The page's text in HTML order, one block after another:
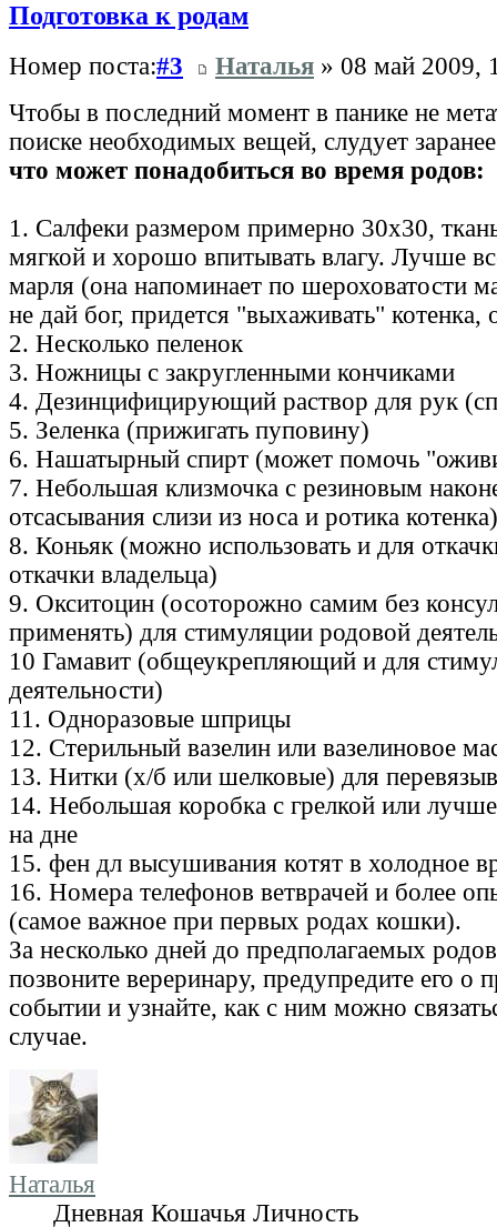
Подготовка к родам
Номер поста:#3 Наталья » 08 май 2009,
Чтобы в последний момент в панике не
поиске необходимых вещей, слудует
что может понадобиться во время родов:
1. Салфеки размером примерно 30х30,
мягкой и хорошо впитывать влагу. Лучше
марля (она напоминает по шероховатости
не дай бог, придется "выхаживать" котенка,
2. Несколько пеленок
3. Ножницы с закругленными кончиками
4. Дезинцифицирующий раствор для рук
5. Зеленка (прижигать пуповину)
6. Нашатырный спирт (может помочь
7. Небольшая клизмочка с резиновым
отсасывания слизи из носа и ротика котенка)
8. Коньяк (можно использовать и для
откачки владельца)
9. Окситоцин (осоторожно самим без
применять) для стимуляции родовой
10 Гамавит (общеукрепляющий и для
деятельности)
11. Одноразовые шприцы
12. Стерильный вазелин или вазелиновое
13. Нитки (х/б или шелковые) для
14. Небольшая коробка с грелкой или лучше
на дне
15. фен дл высушивания котят в холодное
16. Номера телефонов ветврачей и более
(самое важное при первых родах кошки).
За несколько дней до предполагаемых
позвоните вереринару, предупредите его о
событии и узнайте, как с ним можно
случае.
Наталья
Дневная Кошачья Личность